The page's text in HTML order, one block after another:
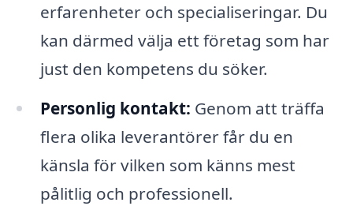
erfarenheter och specialiseringar. Du
kan därmed välja ett företag som har
just den kompetens du söker.
Personlig kontakt: Genom att träffa
flera olika leverantörer får du en
känsla för vilken som känns mest
pålitlig och professionell.